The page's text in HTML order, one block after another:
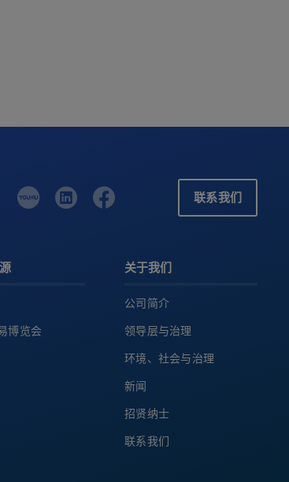
联系我们
博览会
关于我们
公司简介
领导层与治理
环境、社会与治理
新闻
招贤纳士
联系我们